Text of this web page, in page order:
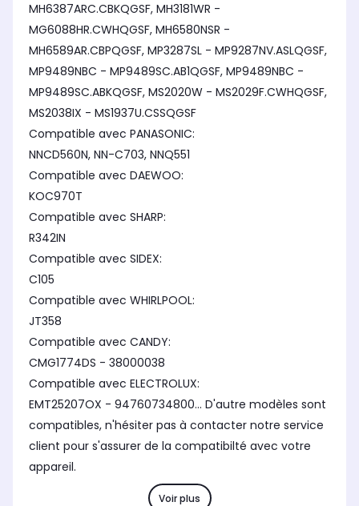
MH6387ARC.CBKQGSF, MH3181WR -
MG6088HR.CWHQGSF, MH6580NSR -
MH6589AR.CBPQGSF, MP3287SL - MP9287NV.ASLQGSF,
MP9489NBC - MP9489SC.AB1QGSF, MP9489NBC -
MP9489SC.ABKQGSF, MS2020W - MS2029F.CWHQGSF,
MS2038IX - MS1937U.CSSQGSF
Compatible avec PANASONIC:
NNCD560N, NN-C703, NNQ551
Compatible avec DAEWOO:
KOC970T
Compatible avec SHARP:
R342IN
Compatible avec SIDEX:
C105
Compatible avec WHIRLPOOL:
JT358
Compatible avec CANDY:
CMG1774DS - 38000038
Compatible avec ELECTROLUX:
EMT25207OX - 94760734800... D'autre modèles sont
compatibles, n'hésiter pas à contacter notre service
client pour s'assurer de la compatibilté avec votre
appareil.
Voir plus